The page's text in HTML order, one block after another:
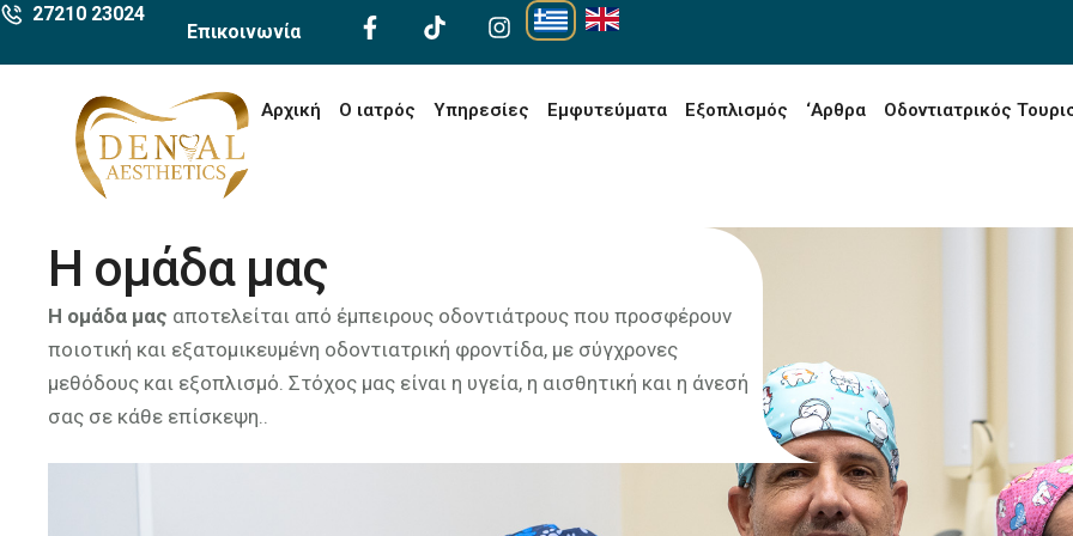
27210 23024
Επικοινωνία
Αρχική Ο ιατρός Υπηρεσίες Εμφυτεύματα Εξοπλισμός ‘Αρθρα Οδοντιατρικός
H ομάδα μας
Η ομάδα μας αποτελείται από έμπειρους οδοντιάτρους που προσφέρουν
ποιοτική και εξατομικευμένη οδοντιατρική φροντίδα, με σύγχρονες
μεθόδους και εξοπλισμό. Στόχος μας είναι η υγεία, η αισθητική και η άνεσή
σας σε κάθε επίσκεψη..